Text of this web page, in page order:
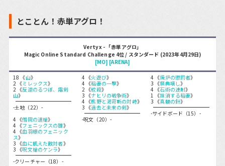
とことん！赤単アグロ！
Vertyx - 「赤単アグロ」
Magic Online Standard Challenge 4位 / スタンダード (2023年4月29日)
[MO] [ARENA]
18 《山》
2 《ミレックス》
2 《反逆のるつぼ、霜剣
山》
-土地（22）-
4 《僧院の速槍》
4 《フェニックスの雛》
4 《血羽根のフェニック
ス》
3 《血に飢えた敵対者》
3 《呪文槍のケンラ》
-クリーチャー（18）-
4 《火遊び》
4 《稲妻の一撃》
2 《絞殺》
3 《ナヒリの戦争術》
4 《熊野と渇苛斬の対峙》
3 《過去と未来の剣》
-呪文（20）-
4 《焼炉の懲罰者》
3 《祭典壊し》
4 《石術の連射》
1 《抹消する稲妻》
3 《真髄の針》
-サイドボード（15）-